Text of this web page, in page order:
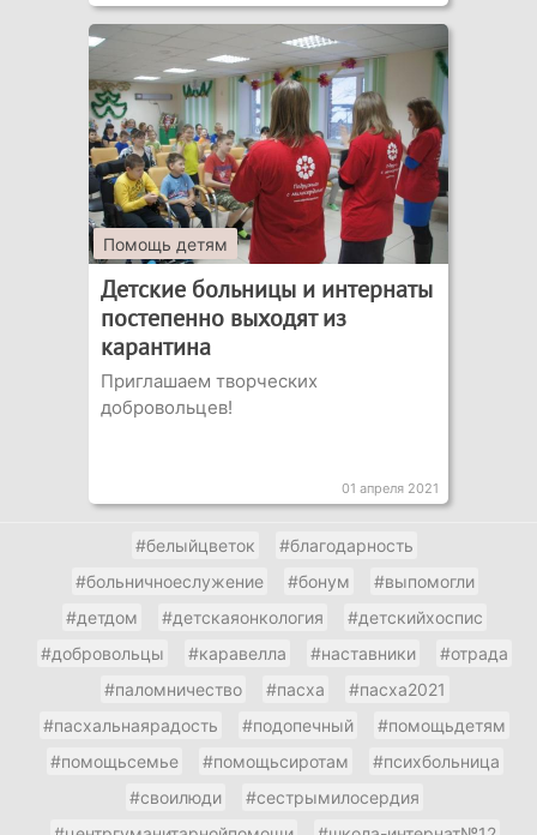
Помощь детям
Детские больницы и интернаты
постепенно выходят из
карантина
Приглашаем творческих
добровольцев!
01 апреля 2021
#белыйцветок
#благодарность
#больничноеслужение
#бонум
#выпомогли
#детдом
#детскаяонкология
#детскийхоспис
#добровольцы
#каравелла #наставники
#отрада
#паломничество
#пасха
#пасха2021
#пасхальнаярадость
#подопечный
#помощьдетям
#помощьсемье
#помощьсиротам
#психбольница
#своилюди
#сестрымилосердия